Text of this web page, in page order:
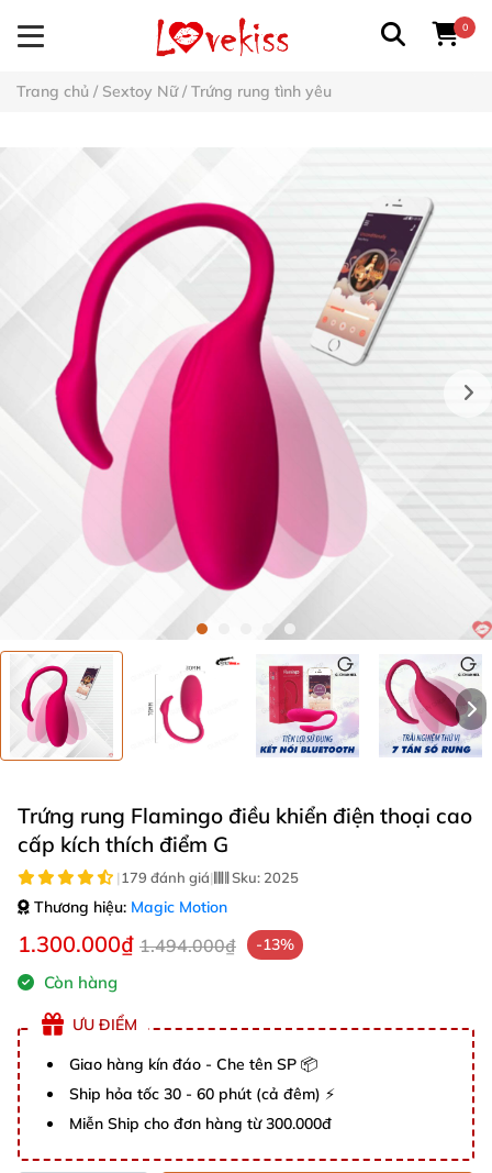
0
Trang chủ / Sextoy Nữ/ Trứng rung tình yêu
Trứng rung Flamingo điều khiển điện thoại cao
cấp kích thích điểm G
|179 đánh giá| Sku: 2025
Thương hiệu: Magic Motion
1.300.000₫ 1.494.000₫ -13%
Còn hàng
ƯU ĐIỂM
Giao hàng kín đáo - Che tên SP 📦
Ship hỏa tốc 30 - 60 phút (cả đêm) ⚡
Miễn Ship cho đơn hàng từ 300.000đ